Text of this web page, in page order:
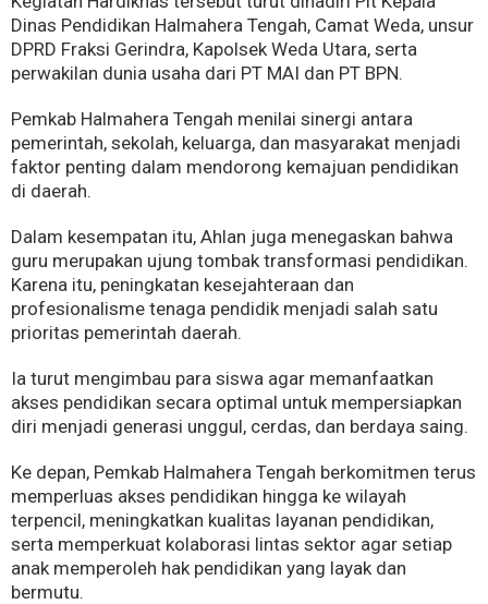
Dinas Pendidikan Halmahera Tengah, Camat Weda, unsur
DPRD Fraksi Gerindra, Kapolsek Weda Utara, serta
perwakilan dunia usaha dari PT MAI dan PT BPN.
Pemkab Halmahera Tengah menilai sinergi antara
pemerintah, sekolah, keluarga, dan masyarakat menjadi
faktor penting dalam mendorong kemajuan pendidikan
di daerah.
Dalam kesempatan itu, Ahlan juga menegaskan bahwa
guru merupakan ujung tombak transformasi pendidikan.
Karena itu, peningkatan kesejahteraan dan
profesionalisme tenaga pendidik menjadi salah satu
prioritas pemerintah daerah.
Ia turut mengimbau para siswa agar memanfaatkan
akses pendidikan secara optimal untuk mempersiapkan
diri menjadi generasi unggul, cerdas, dan berdaya saing.
Ke depan, Pemkab Halmahera Tengah berkomitmen terus
memperluas akses pendidikan hingga ke wilayah
terpencil, meningkatkan kualitas layanan pendidikan,
serta memperkuat kolaborasi lintas sektor agar setiap
anak memperoleh hak pendidikan yang layak dan
bermutu.